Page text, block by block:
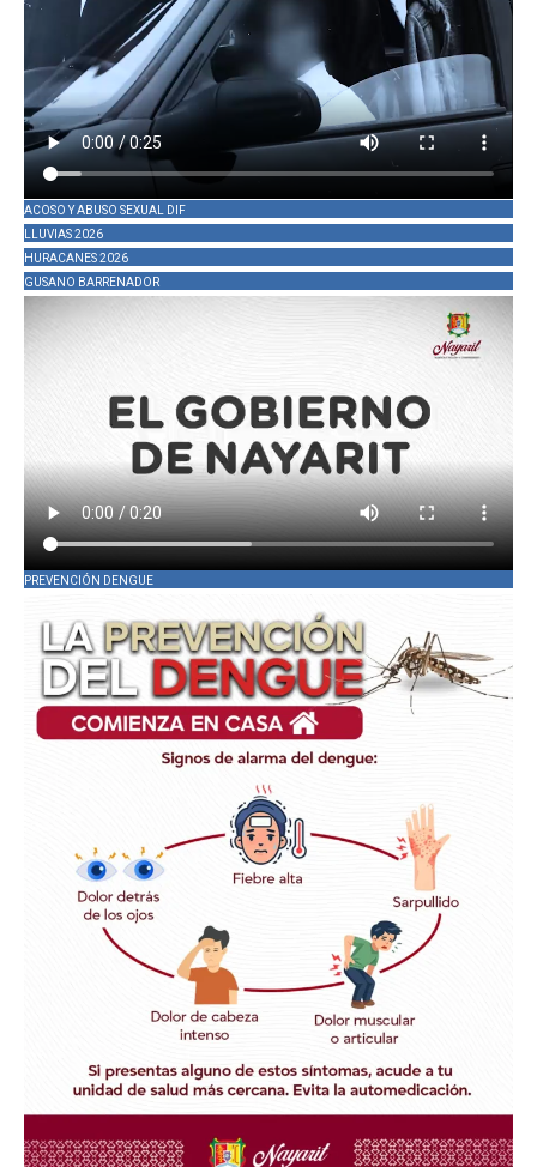
ACOSO Y ABUSO SEXUAL DIF
LLUVIAS 2026
HURACANES 2026
GUSANO BARRENADOR
PREVENCIÓN DENGUE